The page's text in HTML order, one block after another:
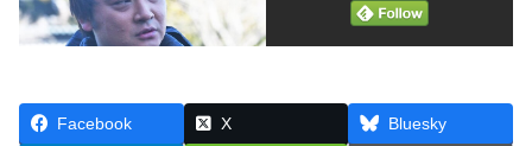
Facebook X Bluesky